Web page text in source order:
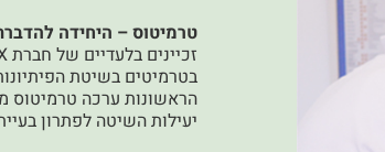
טרמיטוס – היחידה
הראשונות ערכה טרמיטוס
יעילות השיטה לפתרון